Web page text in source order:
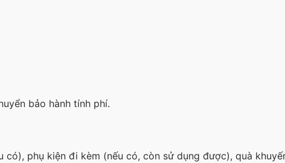
bảo hành tính phí.
phụ kiện đi kèm (nếu có, còn sử dụng được), quà